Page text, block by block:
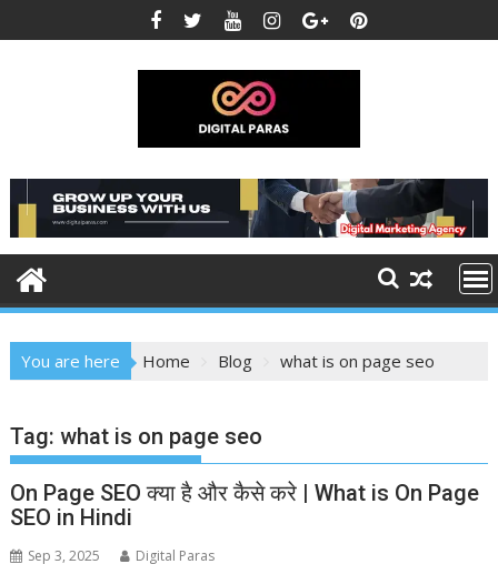
to
You are here Home Blog what is on page seo
Tag:what is on page seo
On Page SEO क्या है और कैसे करे | What is On Page
SEO in Hindi
Sep 3, 2025 Digital Paras